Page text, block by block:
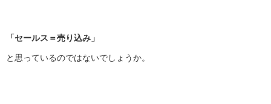
「セールス＝売り込み」
と思っているのではないでしょうか。